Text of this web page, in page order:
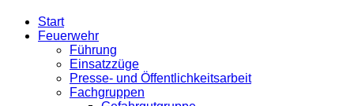
Start
Feuerwehr
Führung
Einsatzzüge
Presse- und Öffentlichkeitsarbeit
Fachgruppen